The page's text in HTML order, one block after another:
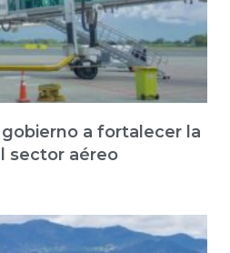
a fortalecer la
sector aéreo